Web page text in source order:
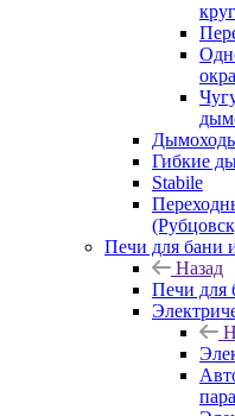
Гибкие
Stabile
Печи для бани
Назад
Печи для